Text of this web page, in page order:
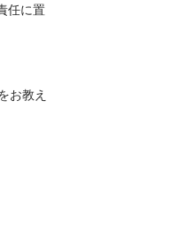
お教え